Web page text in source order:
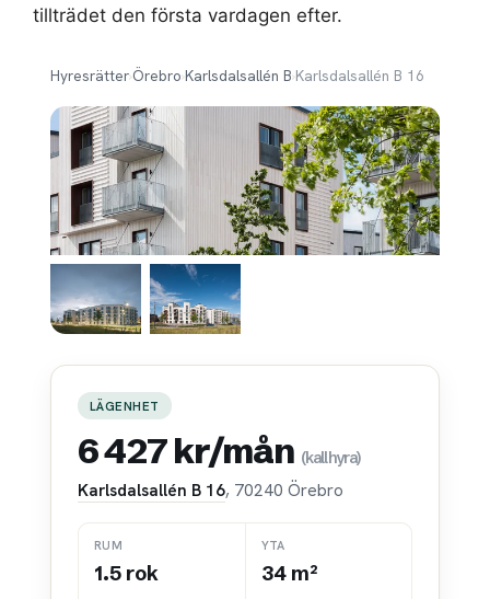
tillträdet den första vardagen efter.
Hyresrätter›Örebro›Karlsdalsallén B›Karlsdalsallén B 16
LÄGENHET
6 427 kr/mån (kallhyra)
Karlsdalsallén B 16, 70240 Örebro
RUM
1.5 rok
YTA
34 m²